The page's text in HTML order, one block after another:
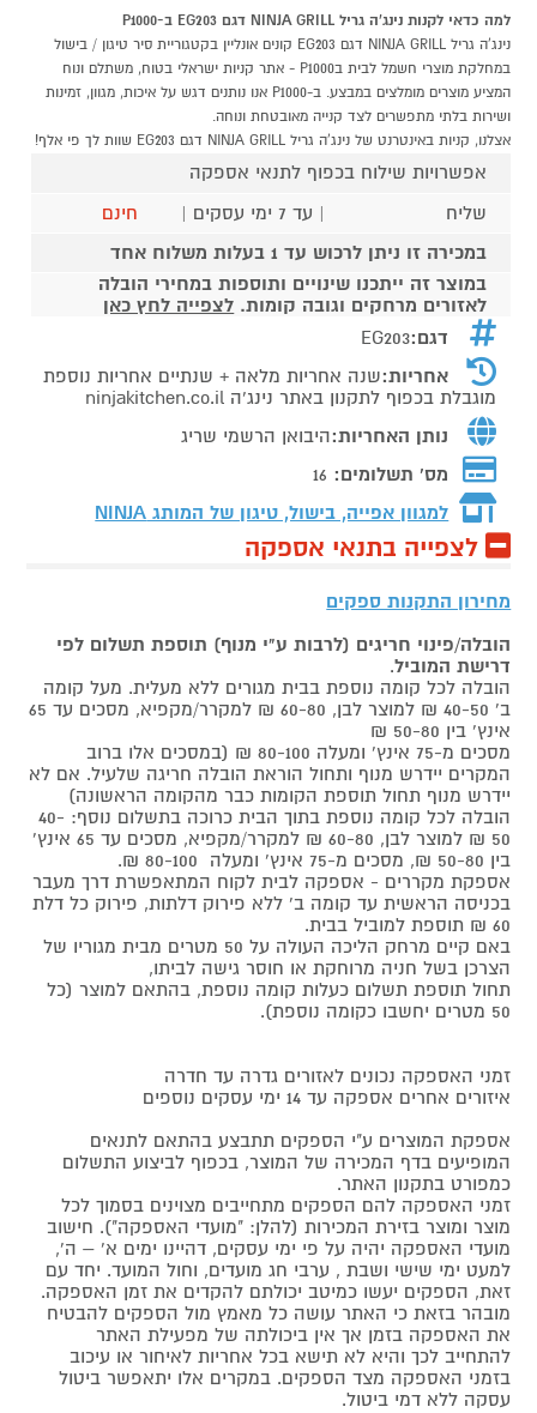
למה כדאי לקנות נינג'ה גריל NINJA GRILL דגם EG203 ב-P1000
נינג'ה גריל NINJA GRILL דגם EG203 קונים אונליין בקטגוריית סיר טיגון / בישול
במחלקת מוצרי חשמל לבית בP1000 - אתר קניות ישראלי בטוח, משתלם ונוח
המציע מוצרים מומלצים במבצע. ב-P1000 אנו נותנים דגש על איכות, מגוון, זמינות
ושירות בלתי מתפשרים לצד קנייה מאובטחת ונוחה.
אצלנו, קניות באינטרנט של נינג'ה גריל NINJA GRILL דגם EG203 שוות לך פי אלף!
אפשרויות שילוח בכפוף לתנאי אספקה
שליח
| עד 7 ימי עסקים |
חינם
במכירה זו ניתן לרכוש עד 1 בעלות משלוח אחד
במוצר זה ייתכנו שינויים ותוספות במחירי הובלה
לאזורים מרחקים וגובה קומות. לצפייה לחץ כאן
דגם:EG203
אחריות:שנה אחריות מלאה + שנתיים אחריות נוספת
מוגבלת בכפוף לתקנון באתר נינג’ה ninjakitchen.co.il
נותן האחריות:היבואן הרשמי שריג
מס' תשלומים: 16
למגוון אפייה, בישול, טיגון של המותג NINJA
לצפייה בתנאי אספקה
מחירון התקנות ספקים
הובלה/פינוי חריגים (לרבות ע"י מנוף) תוספת תשלום לפי
דרישת המוביל.
הובלה לכל קומה נוספת בבית מגורים ללא מעלית. מעל קומה
ב' 40-50 ₪ למוצר לבן, 60-80 ₪ למקרר/מקפיא, מסכים עד 65
אינץ' בין 50-80 ₪
מסכים מ-75 אינץ' ומעלה 80-100 ₪ (במסכים אלו ברוב
המקרים יידרש מנוף ותחול הוראת הובלה חריגה שלעיל. אם לא
יידרש מנוף תחול תוספת הקומות כבר מהקומה הראשונה)
הובלה לכל קומה נוספת בתוך הבית כרוכה בתשלום נוסף: 40-
50 ₪ למוצר לבן, 60-80 ₪ למקרר/מקפיא, מסכים עד 65 אינץ'
בין 50-80 ₪, מסכים מ-75 אינץ' ומעלה 80-100 ₪.
אספקת מקררים - אספקה לבית לקוח המתאפשרת דרך מעבר
בכניסה הראשית עד קומה ב' ללא פירוק דלתות, פירוק כל דלת
60 ₪ תוספת למוביל בבית.
באם קיים מרחק הליכה העולה על 50 מטרים מבית מגוריו של
הצרכן בשל חניה מרוחקת או חוסר גישה לביתו,
תחול תוספת תשלום כעלות קומה נוספת, בהתאם למוצר (כל
50 מטרים יחשבו כקומה נוספת).
זמני האספקה נכונים לאזורים גדרה עד חדרה
איזורים אחרים אספקה עד 14 ימי עסקים נוספים
אספקת המוצרים ע"י הספקים תתבצע בהתאם לתנאים
המופיעים בדף המכירה של המוצר, בכפוף לביצוע התשלום
כמפורט בתקנון האתר.
זמני האספקה להם הספקים מתחייבים מצוינים בסמוך לכל
מוצר ומוצר בזירת המכירות (להלן: "מועדי האספקה"). חישוב
מועדי האספקה יהיה על פי ימי עסקים, דהיינו ימים א' – ה',
למעט ימי שישי ושבת , ערבי חג מועדים, וחול המועד. יחד עם
זאת, הספקים יעשו כמיטב יכולתם להקדים את זמן האספקה.
מובהר בזאת כי האתר עושה כל מאמץ מול הספקים להבטיח
את האספקה בזמן אך אין ביכולתה של מפעילת האתר
להתחייב לכך והיא לא תישא בכל אחריות לאיחור או עיכוב
בזמני האספקה מצד הספקים. במקרים אלו יתאפשר ביטול
עסקה ללא דמי ביטול.